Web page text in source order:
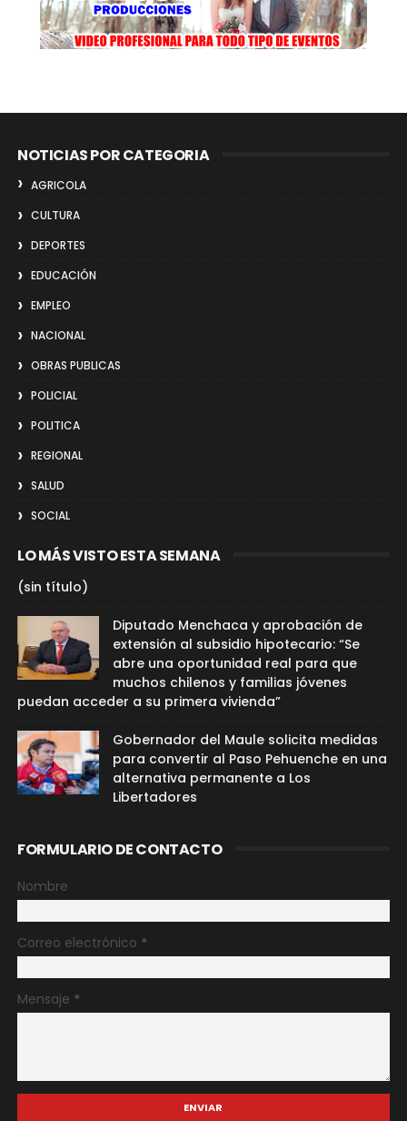
NOTICIAS POR CATEGORIA
AGRICOLA
CULTURA
DEPORTES
EDUCACIÓN
EMPLEO
NACIONAL
OBRAS PUBLICAS
POLICIAL
POLITICA
REGIONAL
SALUD
SOCIAL
LO MÁS VISTO ESTA SEMANA
(sin título)
Diputado Menchaca y aprobación de
extensión al subsidio hipotecario: “Se
abre una oportunidad real para que
muchos chilenos y familias jóvenes
puedan acceder a su primera vivienda”
Gobernador del Maule solicita medidas
para convertir al Paso Pehuenche en una
alternativa permanente a Los
Libertadores
FORMULARIO DE CONTACTO
Nombre
Correo electrónico *
Mensaje *